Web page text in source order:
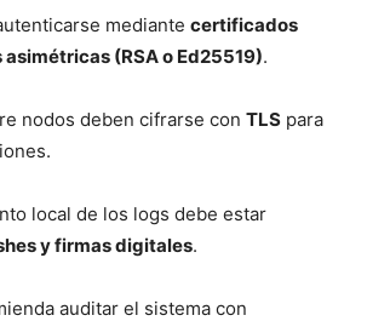
mediante certificados
(RSA o Ed25519).
nodos deben cifrarse con TLS para
local de los logs debe estar
y firmas digitales.
auditar el sistema con